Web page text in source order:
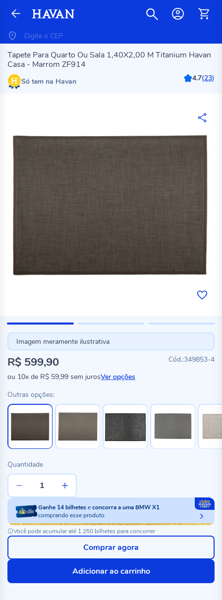
Tapete Para Quarto Ou Sala 1,40X2,00 M Titanium Havan
Casa - Marrom ZF914
Só tem na Havan 4.7(23)
Imagem meramente ilustrativa
349853-4
R$ 599,90
ou 10x de R$ 59,99 sem jurosVer opções
Outras opções:
Quantidade
Ganhe 14bilheteseconcorra a uma BMW X1
comprando esse produto
Você pode acumular até 1.250 bilhetes para concorrer
Adicionar ao carrinho
Comprar agora